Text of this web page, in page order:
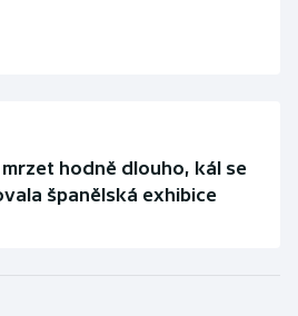
mrzet hodně dlouho, kál se
španělská exhibice